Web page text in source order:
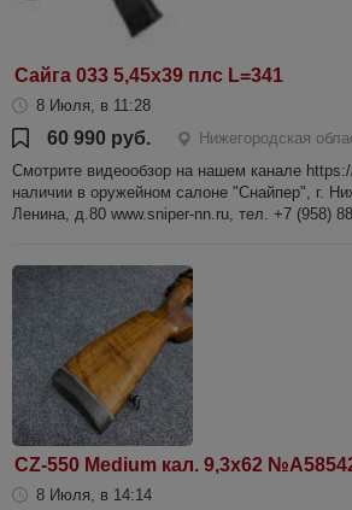
Сайга 033 5,45х39 плс L=341
8 Июля, в 11:28
60 990 руб.
Нижегородская
Смотрите видеообзор на нашем канале
наличии в оружейном салоне "Снайпер", г.
Ленина, д.80 www.sniper-nn.ru, тел. +7 (958)
CZ-550 Medium кал. 9,3х62
8 Июля, в 14:14